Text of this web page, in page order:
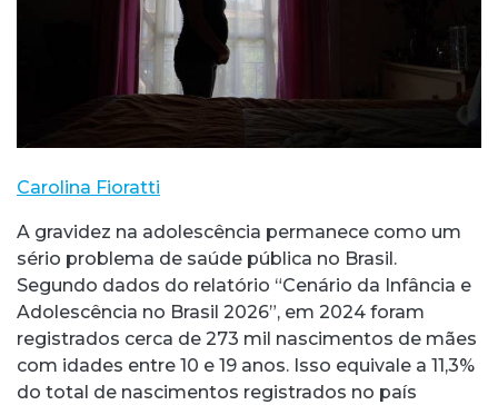
Carolina Fioratti
A gravidez na adolescência permanece como um
sério problema de saúde pública no Brasil.
Segundo dados do relatório “Cenário da Infância e
Adolescência no Brasil 2026”, em 2024 foram
registrados cerca de 273 mil nascimentos de mães
com idades entre 10 e 19 anos. Isso equivale a 11,3%
do total de nascimentos registrados no país